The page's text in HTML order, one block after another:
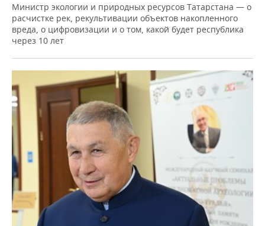
Министр экологии и природных ресурсов Татарстана — о
расчистке рек, рекультивации объектов накопленного
вреда, о цифровизации и о том, какой будет республика
через 10 лет